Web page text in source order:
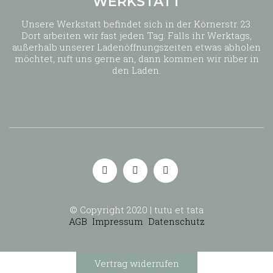
Unsere Werkstatt befindet sich in der Körnerstr. 23.
Dort arbeiten wir fast jeden Tag. Falls ihr Werktags,
außerhalb unserer Ladenöffnungszeiten etwas abholen
möchtet, ruft uns gerne an, dann kommen wir rüber in
den Laden.
© Copyright 2020 | tutu et tata
AGB Impressum Datenschutz
Vertrag widerrufen